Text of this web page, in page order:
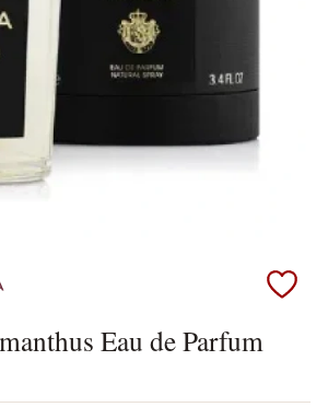
di Parma
Eau de Parfum